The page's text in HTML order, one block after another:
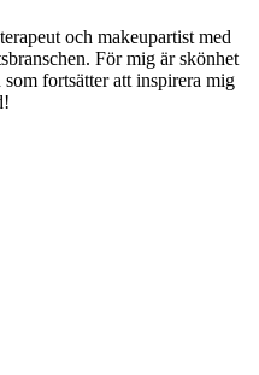
och makeupartist med
För mig är skönhet
fortsätter att inspirera mig